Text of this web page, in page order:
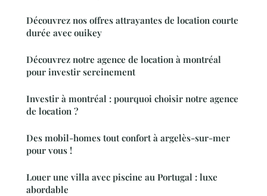
Découvrez nos offres attrayantes de location courte
durée avec ouikey
Découvrez notre agence de location à montréal
pour investir sereinement
Investir à montréal : pourquoi choisir notre agence
de location ?
Des mobil-homes tout confort à argelès-sur-mer
pour vous !
Louer une villa avec piscine au Portugal : luxe
abordable